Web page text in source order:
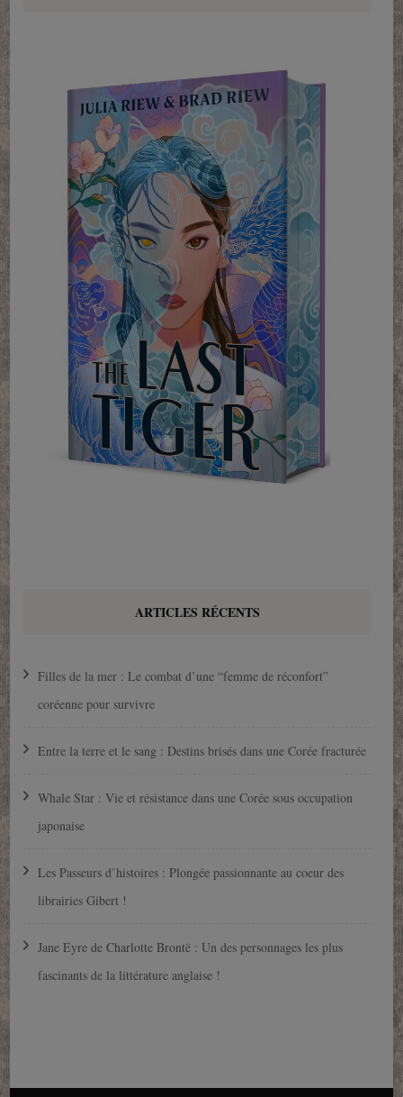
ARTICLES RÉCENTS
Filles de la mer : Le combat d’une “femme de réconfort”
coréenne pour survivre
Entre la terre et le sang : Destins brisés dans une Corée fracturée
Whale Star : Vie et résistance dans une Corée sous occupation
japonaise
Les Passeurs d’histoires : Plongée passionnante au coeur des
librairies Gibert !
Jane Eyre de Charlotte Brontë : Un des personnages les plus
fascinants de la littérature anglaise !